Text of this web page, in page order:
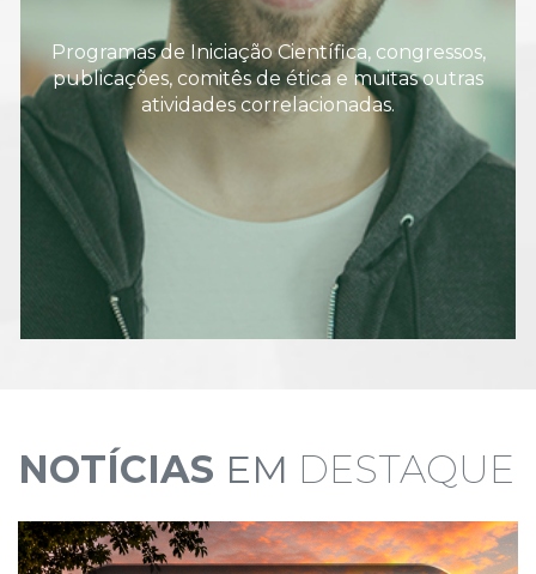
Programas de Iniciação Científica, congressos,
publicações, comitês de ética e muitas outras
atividades correlacionadas.
NOTÍCIAS EM DESTAQUE